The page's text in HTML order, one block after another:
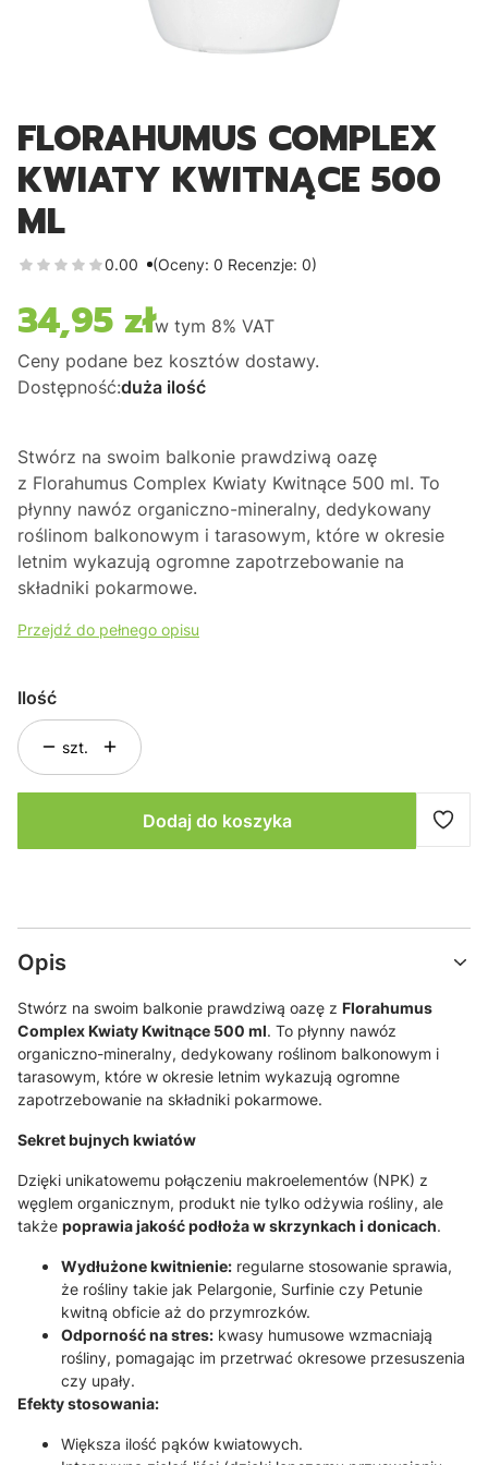
FLORAHUMUS COMPLEX
KWIATY KWITNĄCE 500
ML
0.00 (Oceny: 0 Recenzje: 0)
Cena
34,95 złw tym 8% VAT
Ceny podane bez kosztów dostawy.
Dostępność:duża ilość
Stwórz na swoim balkonie prawdziwą oazę
z Florahumus Complex Kwiaty Kwitnące 500 ml. To
płynny nawóz organiczno-mineralny, dedykowany
roślinom balkonowym i tarasowym, które w okresie
letnim wykazują ogromne zapotrzebowanie na
składniki pokarmowe.
Przejdź do pełnego opisu
Ilość
szt.
Dodaj do koszyka
Opis
Stwórz na swoim balkonie prawdziwą oazę z Florahumus
Complex Kwiaty Kwitnące 500 ml. To płynny nawóz
organiczno-mineralny, dedykowany roślinom balkonowym i
tarasowym, które w okresie letnim wykazują ogromne
zapotrzebowanie na składniki pokarmowe.
Sekret bujnych kwiatów
Dzięki unikatowemu połączeniu makroelementów (NPK) z
węglem organicznym, produkt nie tylko odżywia rośliny, ale
także poprawia jakość podłoża w skrzynkach i donicach.
Wydłużone kwitnienie: regularne stosowanie sprawia,
że rośliny takie jak Pelargonie, Surfinie czy Petunie
kwitną obficie aż do przymrozków.
Odporność na stres: kwasy humusowe wzmacniają
rośliny, pomagając im przetrwać okresowe przesuszenia
czy upały.
Efekty stosowania:
Większa ilość pąków kwiatowych.